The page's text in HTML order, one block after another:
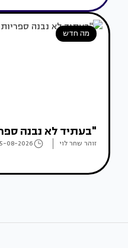
מה חדש
"בעתיד לא נבנה
זוהר שחר לוי 08-2026